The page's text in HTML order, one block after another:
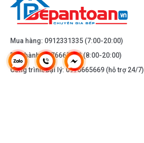
Mua hàng: 0912331335 (7:00-20:00)
Bảo hành:0976665669(8:00-20:00)
Công trình/Đại lý:0976665669 (hỗ trợ 24/7)